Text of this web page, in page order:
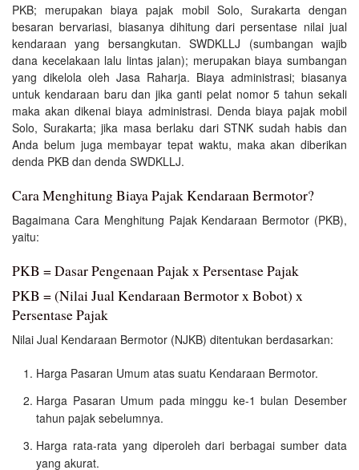
PKB; merupakan biaya pajak mobil Solo, Surakarta dengan
besaran bervariasi, biasanya dihitung dari persentase nilai jual
kendaraan yang bersangkutan. SWDKLLJ (sumbangan wajib
dana kecelakaan lalu lintas jalan); merupakan biaya sumbangan
yang dikelola oleh Jasa Raharja. Biaya administrasi; biasanya
untuk kendaraan baru dan jika ganti pelat nomor 5 tahun sekali
maka akan dikenai biaya administrasi. Denda biaya pajak mobil
Solo, Surakarta; jika masa berlaku dari STNK sudah habis dan
Anda belum juga membayar tepat waktu, maka akan diberikan
denda PKB dan denda SWDKLLJ.
Cara Menghitung Biaya Pajak Kendaraan Bermotor?
Bagaimana Cara Menghitung Pajak Kendaraan Bermotor (PKB),
yaitu:
PKB = Dasar Pengenaan Pajak x Persentase Pajak
PKB = (Nilai Jual Kendaraan Bermotor x Bobot) x
Persentase Pajak
Nilai Jual Kendaraan Bermotor (NJKB) ditentukan berdasarkan:
Harga Pasaran Umum atas suatu Kendaraan Bermotor.
Harga Pasaran Umum pada minggu ke-1 bulan Desember
tahun pajak sebelumnya.
Harga rata-rata yang diperoleh dari berbagai sumber data
yang akurat.